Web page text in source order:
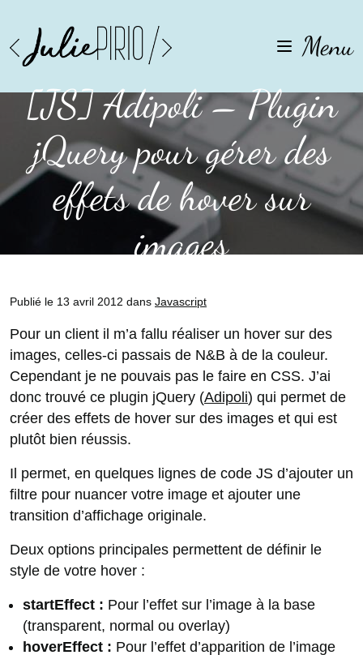
Menu
[JS] Adipoli – Plugin
jQuery pour gérer des
effets de hover sur
images
Publié le 13 avril 2012 dans Javascript
Pour un client il m’a fallu réaliser un hover sur des
images, celles-ci passais de N&B à de la couleur.
Cependant je ne pouvais pas le faire en CSS. J’ai
donc trouvé ce plugin jQuery (Adipoli) qui permet de
créer des effets de hover sur des images et qui est
plutôt bien réussis.
Il permet, en quelques lignes de code JS d’ajouter un
filtre pour nuancer votre image et ajouter une
transition d’affichage originale.
Deux options principales permettent de définir le
style de votre hover :
startEffect : Pour l’effet sur l’image à la base
(transparent, normal ou overlay)
hoverEffect : Pour l’effet d’apparition de l’image